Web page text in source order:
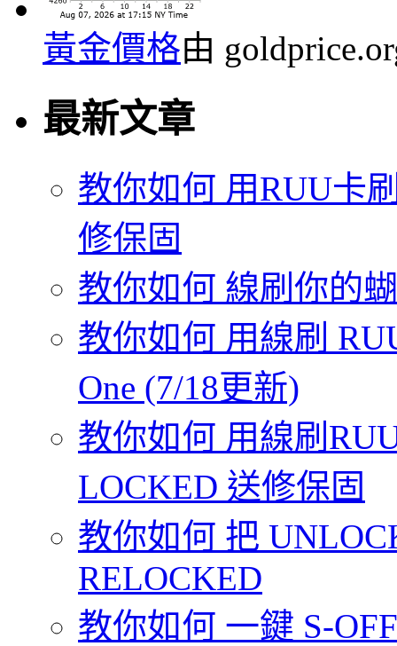
黃金價格由
最新文章
教你如何 用RUU卡
修保固
教你如何 線刷你的
教你如何 用線刷
One (7/18更新)
教你如何 用線刷
LOCKED 送修保固
教你如何 把
RELOCKED
教你如何 一鍵 S-